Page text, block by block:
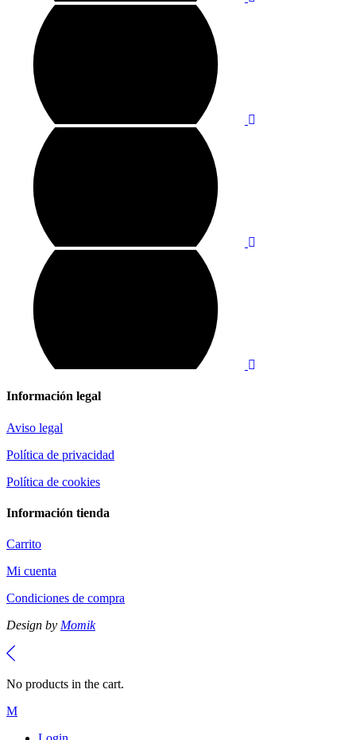
Información legal
Aviso legal
Política de privacidad
Política de cookies
Información tienda
Carrito
Mi cuenta
Condiciones de compra
Design by Momik
No products in the cart.